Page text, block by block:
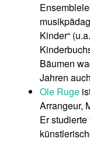
Kinder“
Bäumen
Jahren
Ole Ruge
Arrangeur,
Er studierte